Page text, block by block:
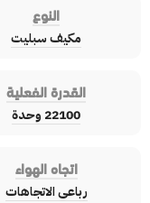
النوع
مكيف سبليت
القدرة الفعلية
22100 وحدة
اتجاه الهواء
رباعى الاتجاهات